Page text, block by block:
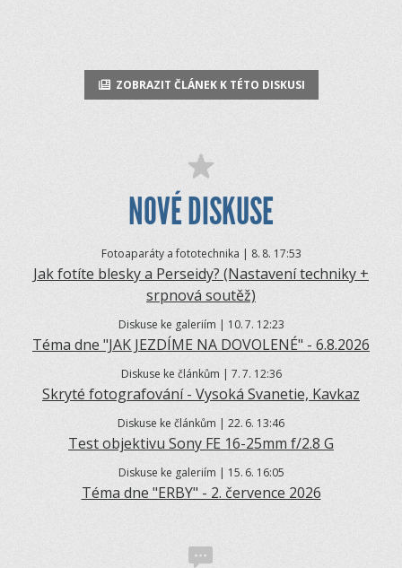
ZOBRAZIT ČLÁNEK K TÉTO DISKUSI
NOVÉ DISKUSE
Fotoaparáty a fototechnika | 8. 8. 17:53
Jak fotíte blesky a Perseidy? (Nastavení techniky +
srpnová soutěž)
Diskuse ke galeriím | 10.7. 12:23
Téma dne "JAK JEZDÍME NA DOVOLENÉ" - 6.8.2026
Diskuse ke článkům | 7.7. 12:36
Skryté fotografování - Vysoká Svanetie, Kavkaz
Diskuse ke článkům | 22. 6. 13:46
Test objektivu Sony FE 16-25mm f/2.8 G
Diskuse ke galeriím | 15. 6. 16:05
Téma dne "ERBY" - 2. července 2026